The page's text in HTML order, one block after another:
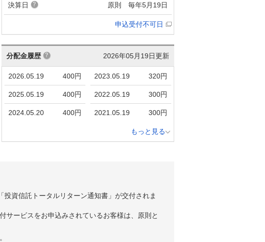
決算日 原則 毎年5月19日
申込受付不可日
2026年05月19日更新
分配金履歴
2026.05.19 400円
2025.05.19 400円
2024.05.20 400円
2023.05.19 320円
2022.05.19 300円
2021.05.19 300円
もっと見る
資信託トータルリターン通知書」が交付されま
サービスをお申込みされているお客様は、原則と